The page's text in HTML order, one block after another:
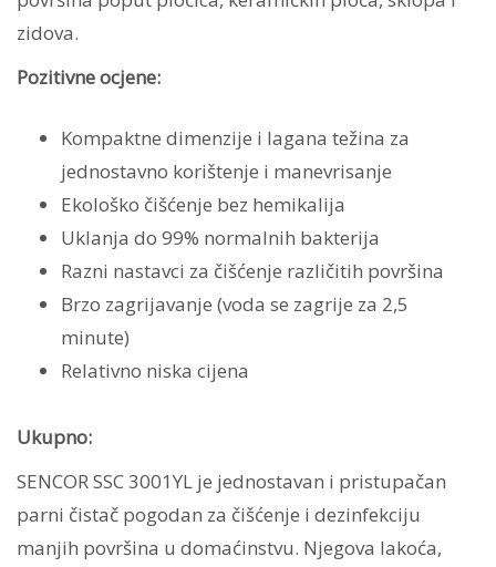
zidova.
Pozitivne ocjene:
Kompaktne dimenzije i lagana težina za
jednostavno korištenje i manevrisanje
Ekološko čišćenje bez hemikalija
Uklanja do 99% normalnih bakterija
Razni nastavci za čišćenje različitih površina
Brzo zagrijavanje (voda se zagrije za 2,5
minute)
Relativno niska cijena
Ukupno:
SENCOR SSC 3001YL je jednostavan i pristupačan
parni čistač pogodan za čišćenje i dezinfekciju
manjih površina u domaćinstvu. Njegova lakoća,